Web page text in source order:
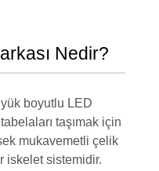
Nedir?
boyutlu LED
taşımak için
mukavemetli çelik
iskelet sistemidir.